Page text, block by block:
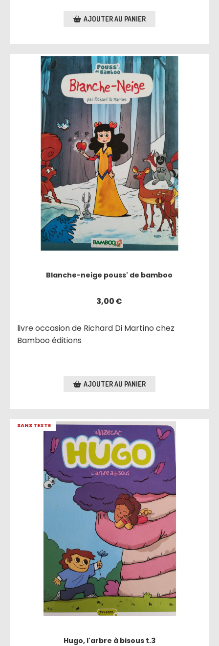
AJOUTER AU PANIER
Blanche-neige pouss' de bamboo
3,00€
livre occasion de Richard Di Martino chez
Bamboo éditions
AJOUTER AU PANIER
SANS TEXTE
Hugo, l'arbre à bisous t.3